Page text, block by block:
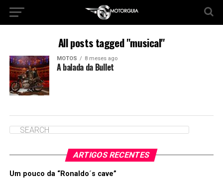
All posts tagged "musical"
MOTOS 8 meses ago
A balada da Bullet
ARTIGOS RECENTES
Um pouco da “Ronaldo´s cave”